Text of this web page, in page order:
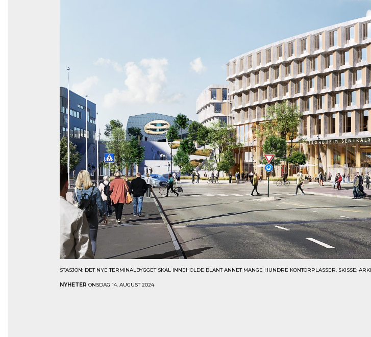
STASJON: DET NYE TERMINALBYGGET SKAL INNEHOLDE BLANT ANNET MANGE HUNDRE KONTORPLASSER. SKISSE:
NYHETER ONSDAG 14. AUGUST 2024